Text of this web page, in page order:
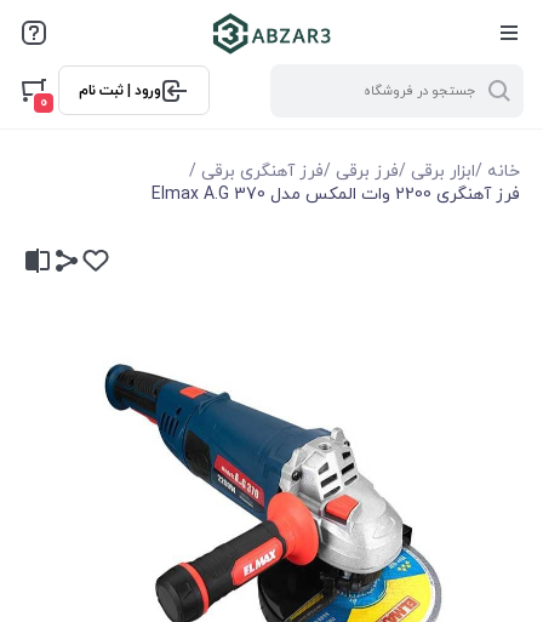
ورود | ثبت نام
0
خانه /ابزار برقی /فرز برقی /فرز آهنگری برقی /
فرز آهنگری 2200 وات المکس مدل Elmax A.G 370